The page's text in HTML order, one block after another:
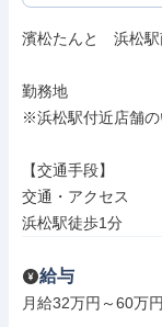
濱松たんと　浜松
勤務地
※浜松駅付近店舗
【交通手段】
交通・アクセス
浜松駅徒歩1分
給与
月給32万円～60万円